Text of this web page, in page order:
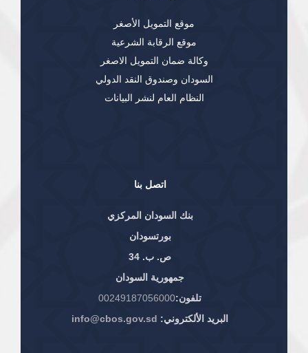
اتصل بنا
بنك السودان المركزي
بورتسودان
ص. ب. 34
جمهورية السودان
تلفون:00249187056000
البريد الألكتروني: info@cbos.gov.sd
موقع التمويل الأصغر
موقع الرقابة الشرعية
وكالة ضمان التمويل الاصغر
السودان وصندوق النقد الدولي
النظام العام لنشر البيانات